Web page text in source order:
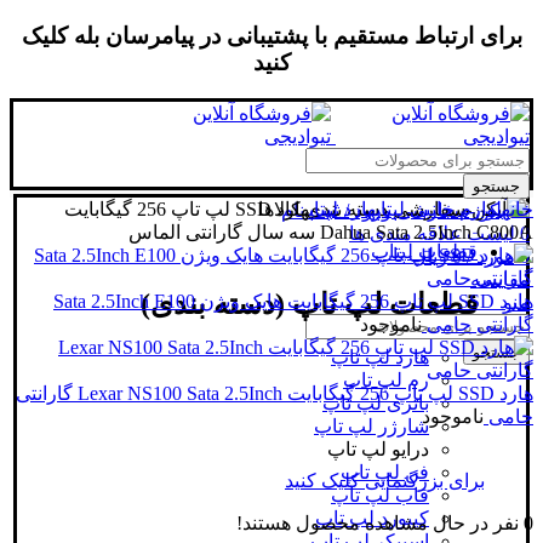
برای ارتباط مستقیم با پشتیبانی در پیامرسان بله کلیک
کنید
جستجو
ورود / ثبت نام
0 لیست علاقه مندی ها
0 مورد/
0 ریال
مقایسه
منو
جستجو
دسته بندی کالاها
قطعات لپتاپ
قطعات لپ تاپ (دسته بندی)
هارد لپ تاپ
رم لپ تاپ
باتری لپ تاپ
شارژر لپ تاپ
درایو لپ تاپ
فن لپ تاپ
قاب لپ تاپ
کیبورد لپ تاپ
خانهلوازم جانبی لپتاپهارد لپتاپ
هارد SSD لپ تاپ 256 گیگابایت
Dahua Sata 2.5Inch C800A سه سال گارانتی الماس
هارد SSD لپ تاپ 256 گیگابایت هایک ویژن Sata 2.5Inch E100
گارانتی حامیناموجود
هارد SSD لپ تاپ 256 گیگابایت Lexar NS100 Sata 2.5Inch گارانتی
حامی ناموجود
برای بزرگنمایی کلیک کنید
0 نفر در حال مشاهده محصول هستند!